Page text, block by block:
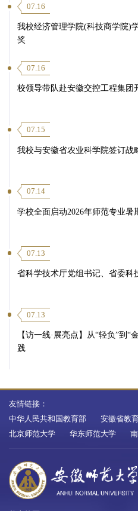
07.16
我校经济管理学院(科技商学院)
奖
07.16
校领导带队赴安徽交控工程集团
07.15
我校与安徽省农业科学院签订战
07.14
学校全面启动2026年师范专业暑
07.13
省科学技术厅党组书记、省委科
07.13
【访一线·展亮点】从“轻负”到
践
友情链接：
中华人民共和国教育部
安徽省教
北京师范大学
华东师范大学